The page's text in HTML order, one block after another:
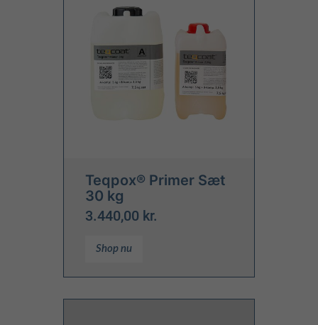
Teqpox® Primer Sæt
30 kg
3.440,00 kr.
Shop nu